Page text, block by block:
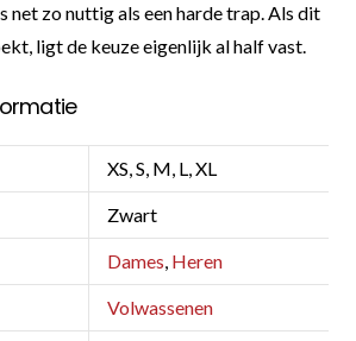
net zo nuttig als een harde trap. Als dit
ligt de keuze eigenlijk al half vast.
XS, S, M, L, XL
Zwart
Dames, Heren
Volwassenen